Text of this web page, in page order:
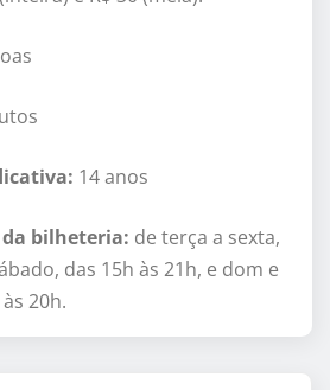
14anos
bilheteria: de terça a sexta,
das 15h às 21h, e dom e
às 20h.